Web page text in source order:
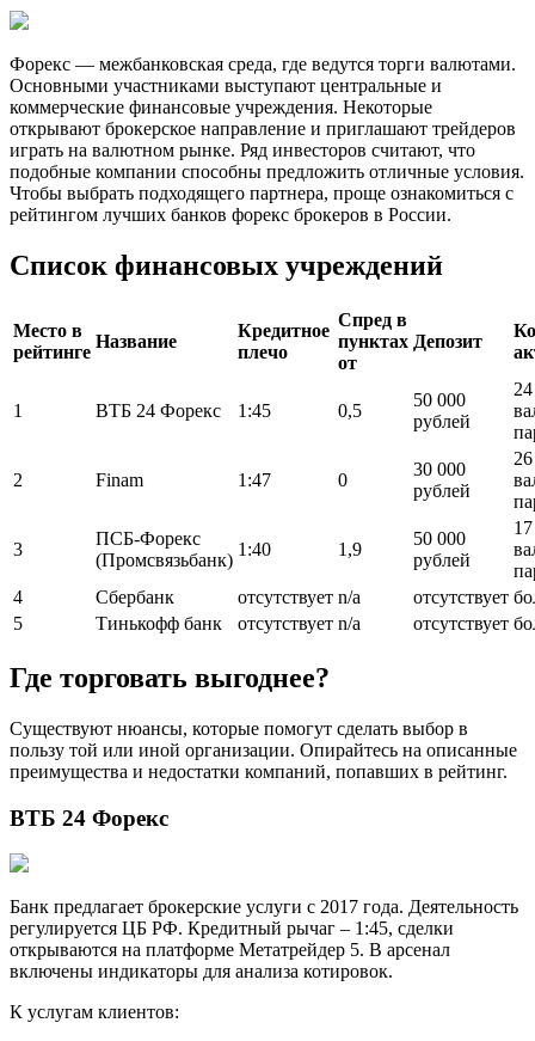
Форекс — межбанковская среда, где ведутся торги валютами.
Основными участниками выступают центральные и
коммерческие финансовые учреждения. Некоторые
открывают брокерское направление и приглашают трейдеров
играть на валютном рынке. Ряд инвесторов считают, что
подобные компании способны предложить отличные условия.
Чтобы выбрать подходящего партнера, проще ознакомиться с
рейтингом лучших банков форекс брокеров в России.
Список финансовых учреждений
Место в
рейтинге
Название
Кредитное
плечо
Спред в
пунктах
от
Депозит
1 ВТБ 24 Форекс 1:45 0,5
50 000
рублей
24
2 Finam 1:47 0
30 000
рублей
26
3
ПСБ-Форекс
(Промсвязьбанк)
1:40 1,9
50 000
рублей
17
4
Сбербанк отсутствует n/a отсутствует
5
Тинькофф банк отсутствует n/a отсутствует
Где торговать выгоднее?
Существуют нюансы, которые помогут сделать выбор в
пользу той или иной организации. Опирайтесь на описанные
преимущества и недостатки компаний, попавших в рейтинг.
ВТБ 24 Форекс
Банк предлагает брокерские услуги с 2017 года. Деятельность
регулируется ЦБ РФ. Кредитный рычаг – 1:45, сделки
открываются на платформе Метатрейдер 5. В арсенал
включены индикаторы для анализа котировок.
К услугам клиентов: